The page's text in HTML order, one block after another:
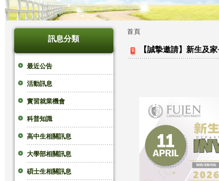
訊息分類
最近公告
活動訊息
實習就業機會
科普知識
高中生相關訊息
大學部相關訊息
碩士生相關訊息
您
首頁
【誠摯邀請】新生及